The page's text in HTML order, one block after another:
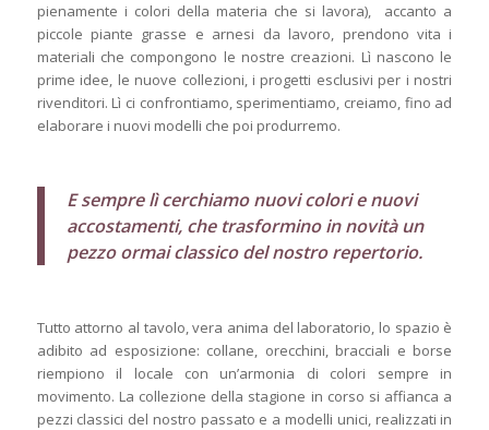
pienamente i colori della materia che si lavora), accanto a
piccole piante grasse e arnesi da lavoro, prendono vita i
materiali che compongono le nostre creazioni. Lì nascono le
prime idee, le nuove collezioni, i progetti esclusivi per i nostri
rivenditori. Lì ci confrontiamo, sperimentiamo, creiamo, fino ad
elaborare i nuovi modelli che poi produrremo.
E sempre lì cerchiamo nuovi colori e nuovi
accostamenti, che trasformino in novità un
pezzo ormai classico del nostro repertorio.
Tutto attorno al tavolo, vera anima del laboratorio, lo spazio è
adibito ad esposizione: collane, orecchini, bracciali e borse
riempiono il locale con un’armonia di colori sempre in
movimento. La collezione della stagione in corso si affianca a
pezzi classici del nostro passato e a modelli unici, realizzati in